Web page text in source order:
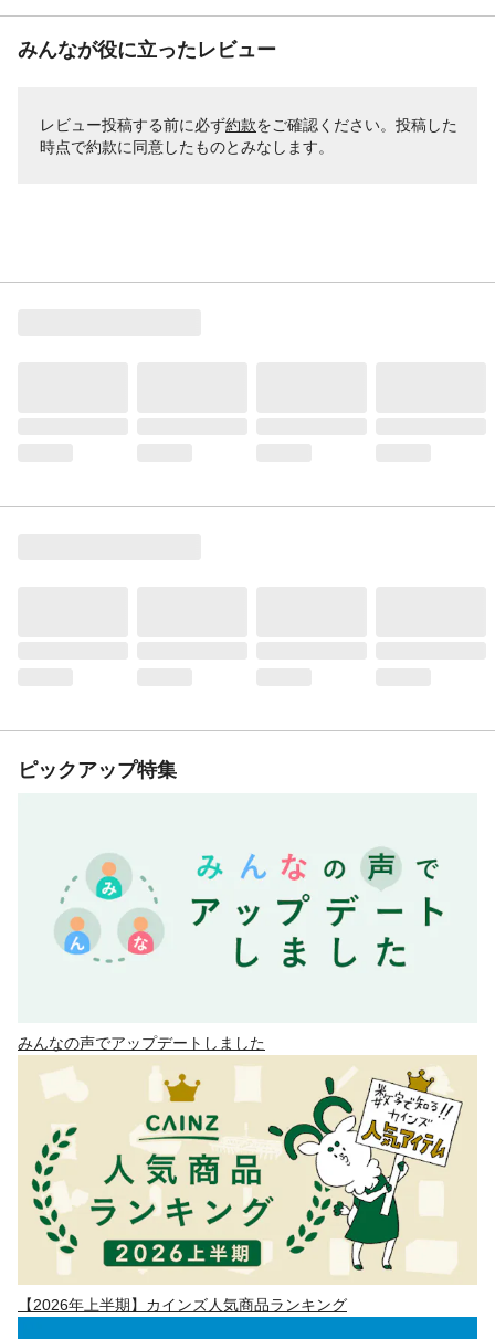
みんなが役に立ったレビュー
レビュー投稿する前に必ず約款をご確認ください。投稿した
時点で約款に同意したものとみなします。
ピックアップ特集
みんなの声でアップデートしました
【2026年上半期】カインズ人気商品ランキング